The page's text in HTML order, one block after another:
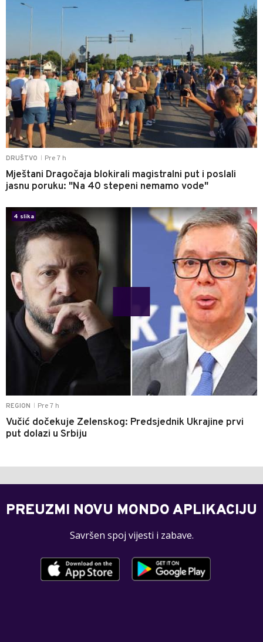
DRUŠTVO Pre 7 h
Mještani Dragočaja blokirali magistralni put i poslali
jasnu poruku: "Na 40 stepeni nemamo vode"
REGION Pre 7 h
Vučić dočekuje Zelenskog: Predsjednik Ukrajine prvi
put dolazi u Srbiju
4 slika
1
PREUZMI NOVU MONDO APLIKACIJU
Savršen spoj vijesti i zabave.